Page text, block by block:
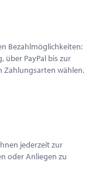
Bezahlmöglichkeiten:
über PayPal bis zur
Zahlungsarten wählen.
jederzeit zur
oder Anliegen zu